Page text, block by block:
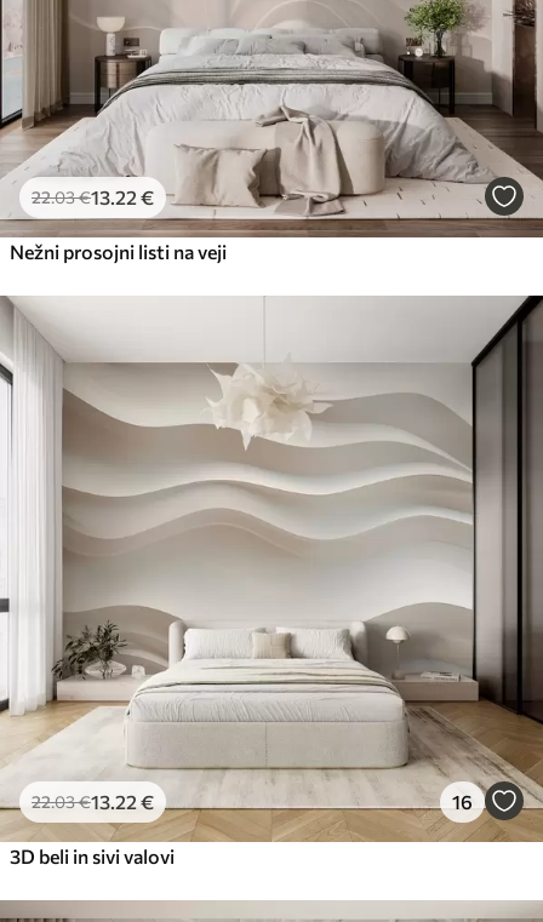
22.03€13.22 €
Nežni prosojni listi na veji
22.03€13.22€ 16
3D beli in sivi valovi